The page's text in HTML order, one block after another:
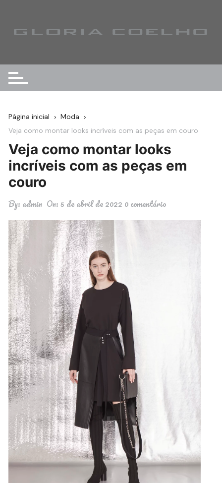
Página inicial
Moda
Veja como montar looks incríveis com as peças em couro
Veja como montar looks
incríveis com as peças em
couro
By: admin On:5 de abril de 2022 0 comentário